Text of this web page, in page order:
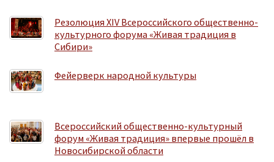
Резолюция XIV Всероссийского общественно-
культурного форума «Живая традиция в
Сибири»
Фейерверк народной культуры
Всероссийский общественно-культурный
форум «Живая традиция» впервые прошёл в
Новосибирской области